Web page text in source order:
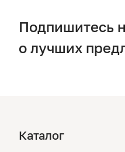
Подпишитесь
о лучших
Каталог